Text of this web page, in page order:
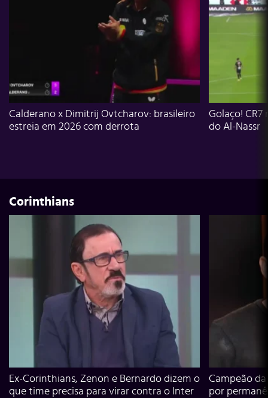
Calderano x Dimitrij Ovtcharov: brasileiro
estreia em 2026 com derrota
Golaço!
do Al-Nassr
Corinthians
Ex-Corinthians, Zenon e Bernardo dizem o
que time precisa para virar contra o Inter
Campeão
por